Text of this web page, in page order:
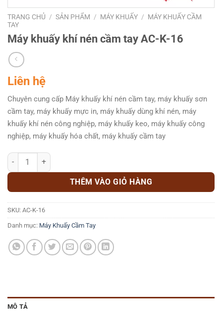
TRANG CHỦ / SẢN PHẨM / MÁY KHUẤY / MÁY KHUẤY CẦM
TAY
Máy khuấy khí nén cầm tay AC-K-16
Liên hệ
Chuyên cung cấp Máy khuấy khí nén cầm tay, máy khuấy sơn
cầm tay, máy khuấy mực in, máy khuấy dùng khí nén, máy
khuấy khí nén công nghiệp, máy khuấy keo, máy khuấy công
nghiệp, máy khuấy hóa chất, máy khuấy cầm tay
Máy khuấy khí nén cầm tay AC-K-16 số lượng
THÊM VÀO GIỎ HÀNG
SKU: AC-K-16
Danh mục: Máy Khuấy Cầm Tay
MÔ TẢ